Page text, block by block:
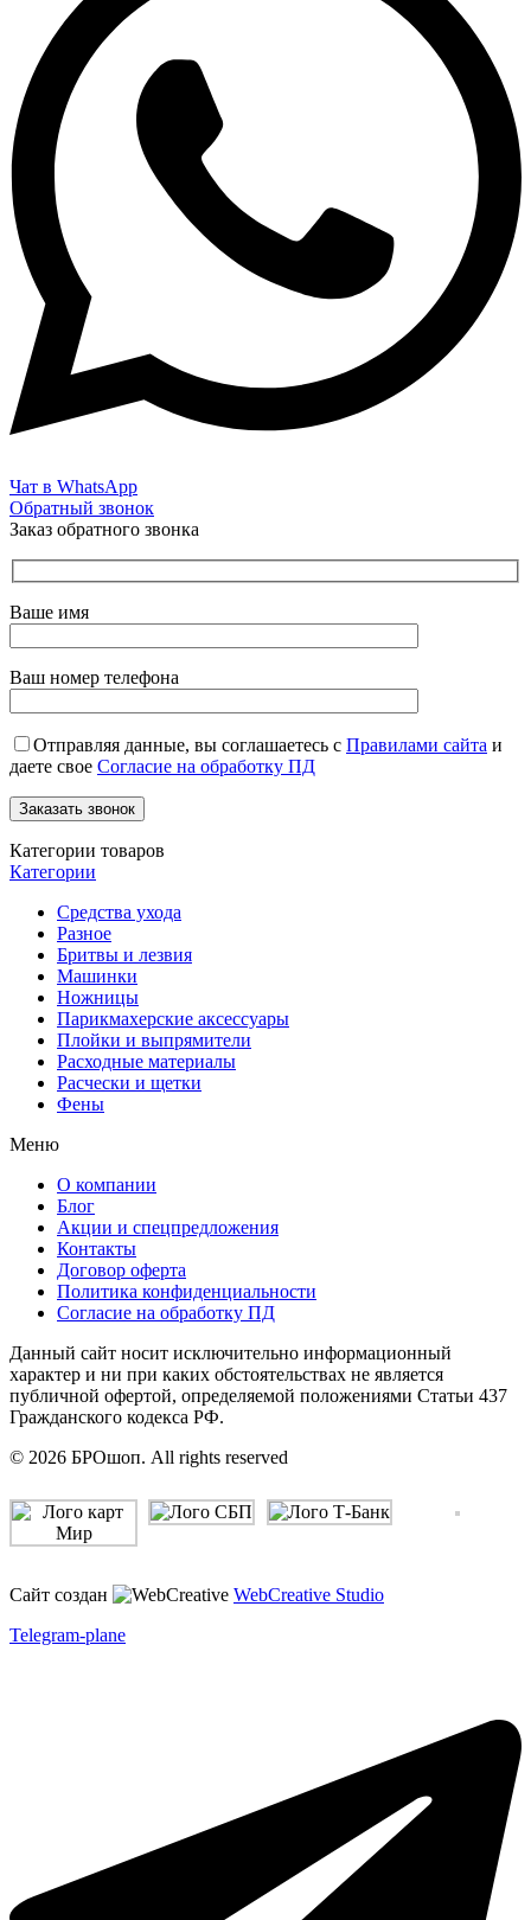
Чат в WhatsApp
Обратный звонок
Заказ обратного звонка
Ваше имя
Ваш номер телефона
Отправляя данные, вы соглашаетесь с Правилами сайта и
даете свое Согласие на обработку ПД
Категории товаров
Категории
Средства ухода
Разное
Бритвы и лезвия
Машинки
Ножницы
Парикмахерские аксессуары
Плойки и выпрямители
Расходные материалы
Расчески и щетки
Фены
Меню
О компании
Блог
Акции и спецпредложения
Контакты
Договор оферта
Политика конфиденциальности
Согласие на обработку ПД
Данный сайт носит исключительно информационный
характер и ни при каких обстоятельствах не является
публичной офертой, определяемой положениями Статьи 437
Гражданского кодекса РФ.
© 2026 БРОшоп. All rights reserved
Сайт создан
WebCreative Studio
Telegram-plane